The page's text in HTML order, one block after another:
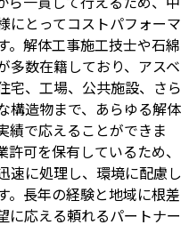
にとってコストパフォーマ
。解体工事施工技士や石綿
多数在籍しており、アスベ
宅、工場、公共施設、さら
構造物まで、あらゆる解体
績で応えることができま
可を保有しているため、
速に処理し、環境に配慮し
。長年の経験と地域に根差
に応える頼れるパートナー